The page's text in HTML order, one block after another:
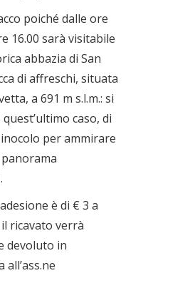
poiché dalle ore
16.00 sarà visitabile
abbazia di San
di affreschi, situata
a 691 m s.l.m.: si
caso, di
per ammirare
è di € 3 a
ricavato verrà
devoluto in
all’ass.ne